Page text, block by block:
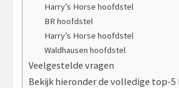
Harry’s Horse hoofdstel
BR hoofdstel
Harry’s Horse hoofdstel
Waldhausen hoofdstel
Veelgestelde vragen
Bekijk hieronder de volledige top-